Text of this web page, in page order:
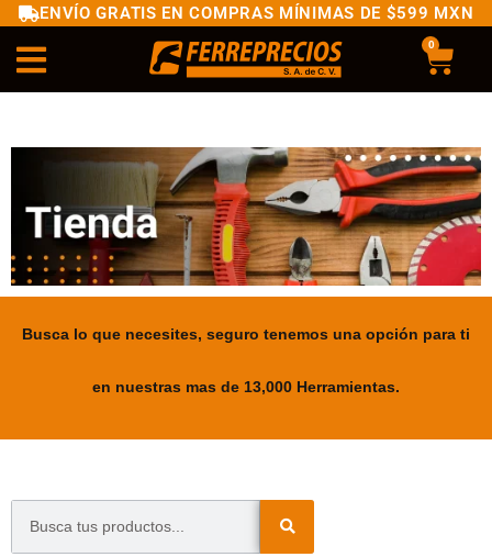
ENVÍO GRATIS EN COMPRAS MÍNIMAS DE $599 MXN
0
Busca lo que necesites, seguro tenemos una opción para ti
en nuestras mas de 13,000 Herramientas.